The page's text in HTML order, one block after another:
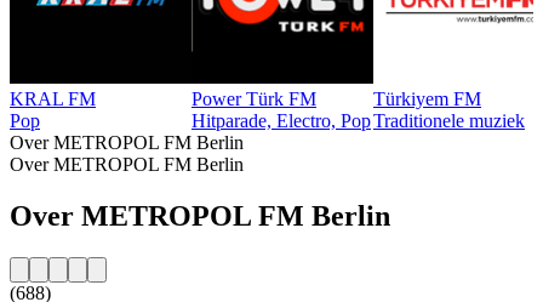
KRAL FM
Pop
Power Türk FM
Hitparade, Electro, Pop
Türkiyem FM
Traditionele muziek
Over METROPOL FM Berlin
Over METROPOL FM Berlin
Over METROPOL FM Berlin
(688)